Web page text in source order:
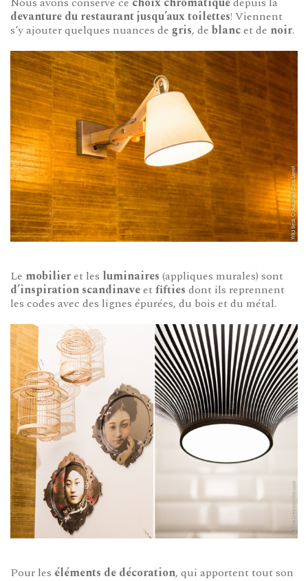
devanture du restaurant jusqu’aux toilettes! Viennent
s’y ajouter quelques nuances de gris, de blancet de noir.
Le mobilieret les luminaires (appliques murales) sont
d’inspiration scandinaveetfifties dont ils reprennent
les codes avec des lignes épurées, du bois et du métal.
Pour les éléments de décoration, qui apportent tout son